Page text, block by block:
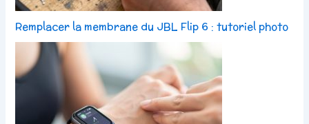
Remplacer la membrane du JBL Flip 6 : tutoriel photo